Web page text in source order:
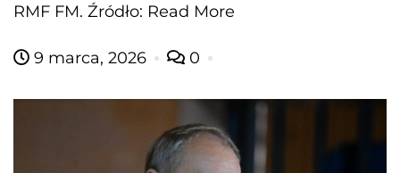
RMF FM. Źródło: Read More
9 marca, 2026 0